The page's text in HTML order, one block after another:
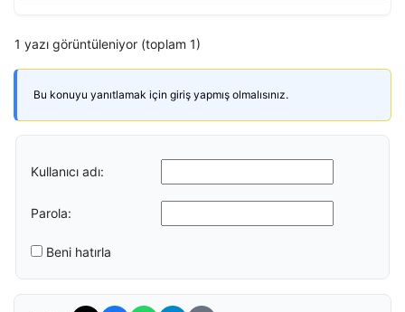
1 yazı görüntüleniyor (toplam 1)
Bu konuyu yanıtlamak için giriş yapmış olmalısınız.
Kullanıcı adı:
Parola:
Beni hatırla